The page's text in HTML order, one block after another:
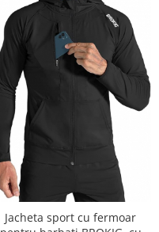
Jacheta sport cu fermoar